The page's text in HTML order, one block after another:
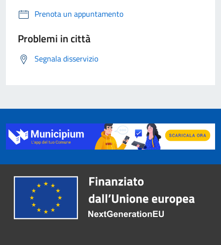
Prenota un appuntamento
Problemi in città
Segnala disservizio